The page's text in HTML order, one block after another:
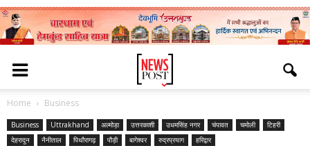
Home Business
Business Uttrakhand अल्मोड़ा उत्तरकाशी उधमसिंह नगर चंपावत चमोली
टिहरी
देहरादून
नैनीताल पिथौरागढ़ पौड़ी बागेश्वर रुद्रप्रयाग हरिद्वार